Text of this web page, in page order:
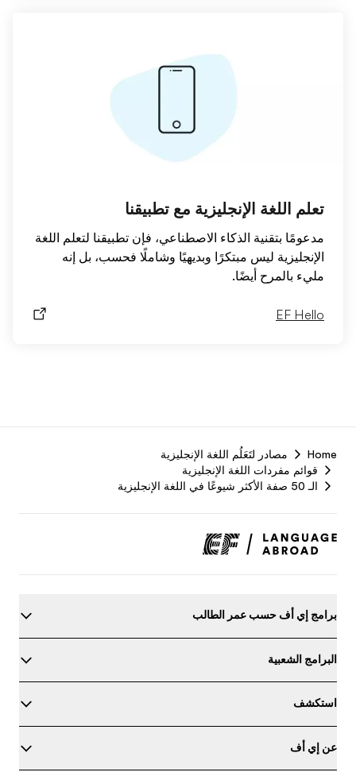
تعلم اللغة الإنجليزية مع تطبيقنا
مدعومًا بتقنية الذكاء الاصطناعي، فإن تطبيقنا لتعلم اللغة
الإنجليزية ليس مبتكرًا وبديهيًا وشاملًا فحسب، بل إنه
مليء بالمرح أيضًا.
EF Hello
Home
مصادر لتَعَلُم اللغة الإنجليزية
قوائم مفردات اللغة الإنجليزية
الـ 50 صفة الأكثر شيوعًا في اللغة الإنجليزية
برامج إي أف حسب عمر الطالب
البرامج الشعبية
استكشف
عن إي أف